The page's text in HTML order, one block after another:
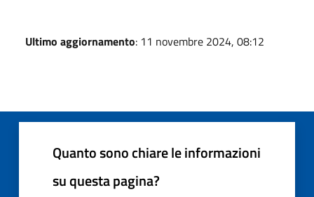
Ultimo aggiornamento: 11 novembre 2024, 08:12
Quanto sono chiare le informazioni
su questa pagina?